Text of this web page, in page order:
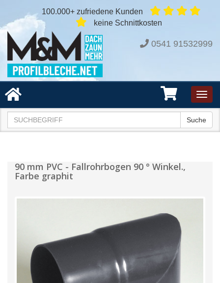
100.000+ zufriedene Kunden
keine Schnittkosten
0541 91532999
Suche
90 mm PVC - Fallrohrbogen 90 ° Winkel.,
Farbe graphit